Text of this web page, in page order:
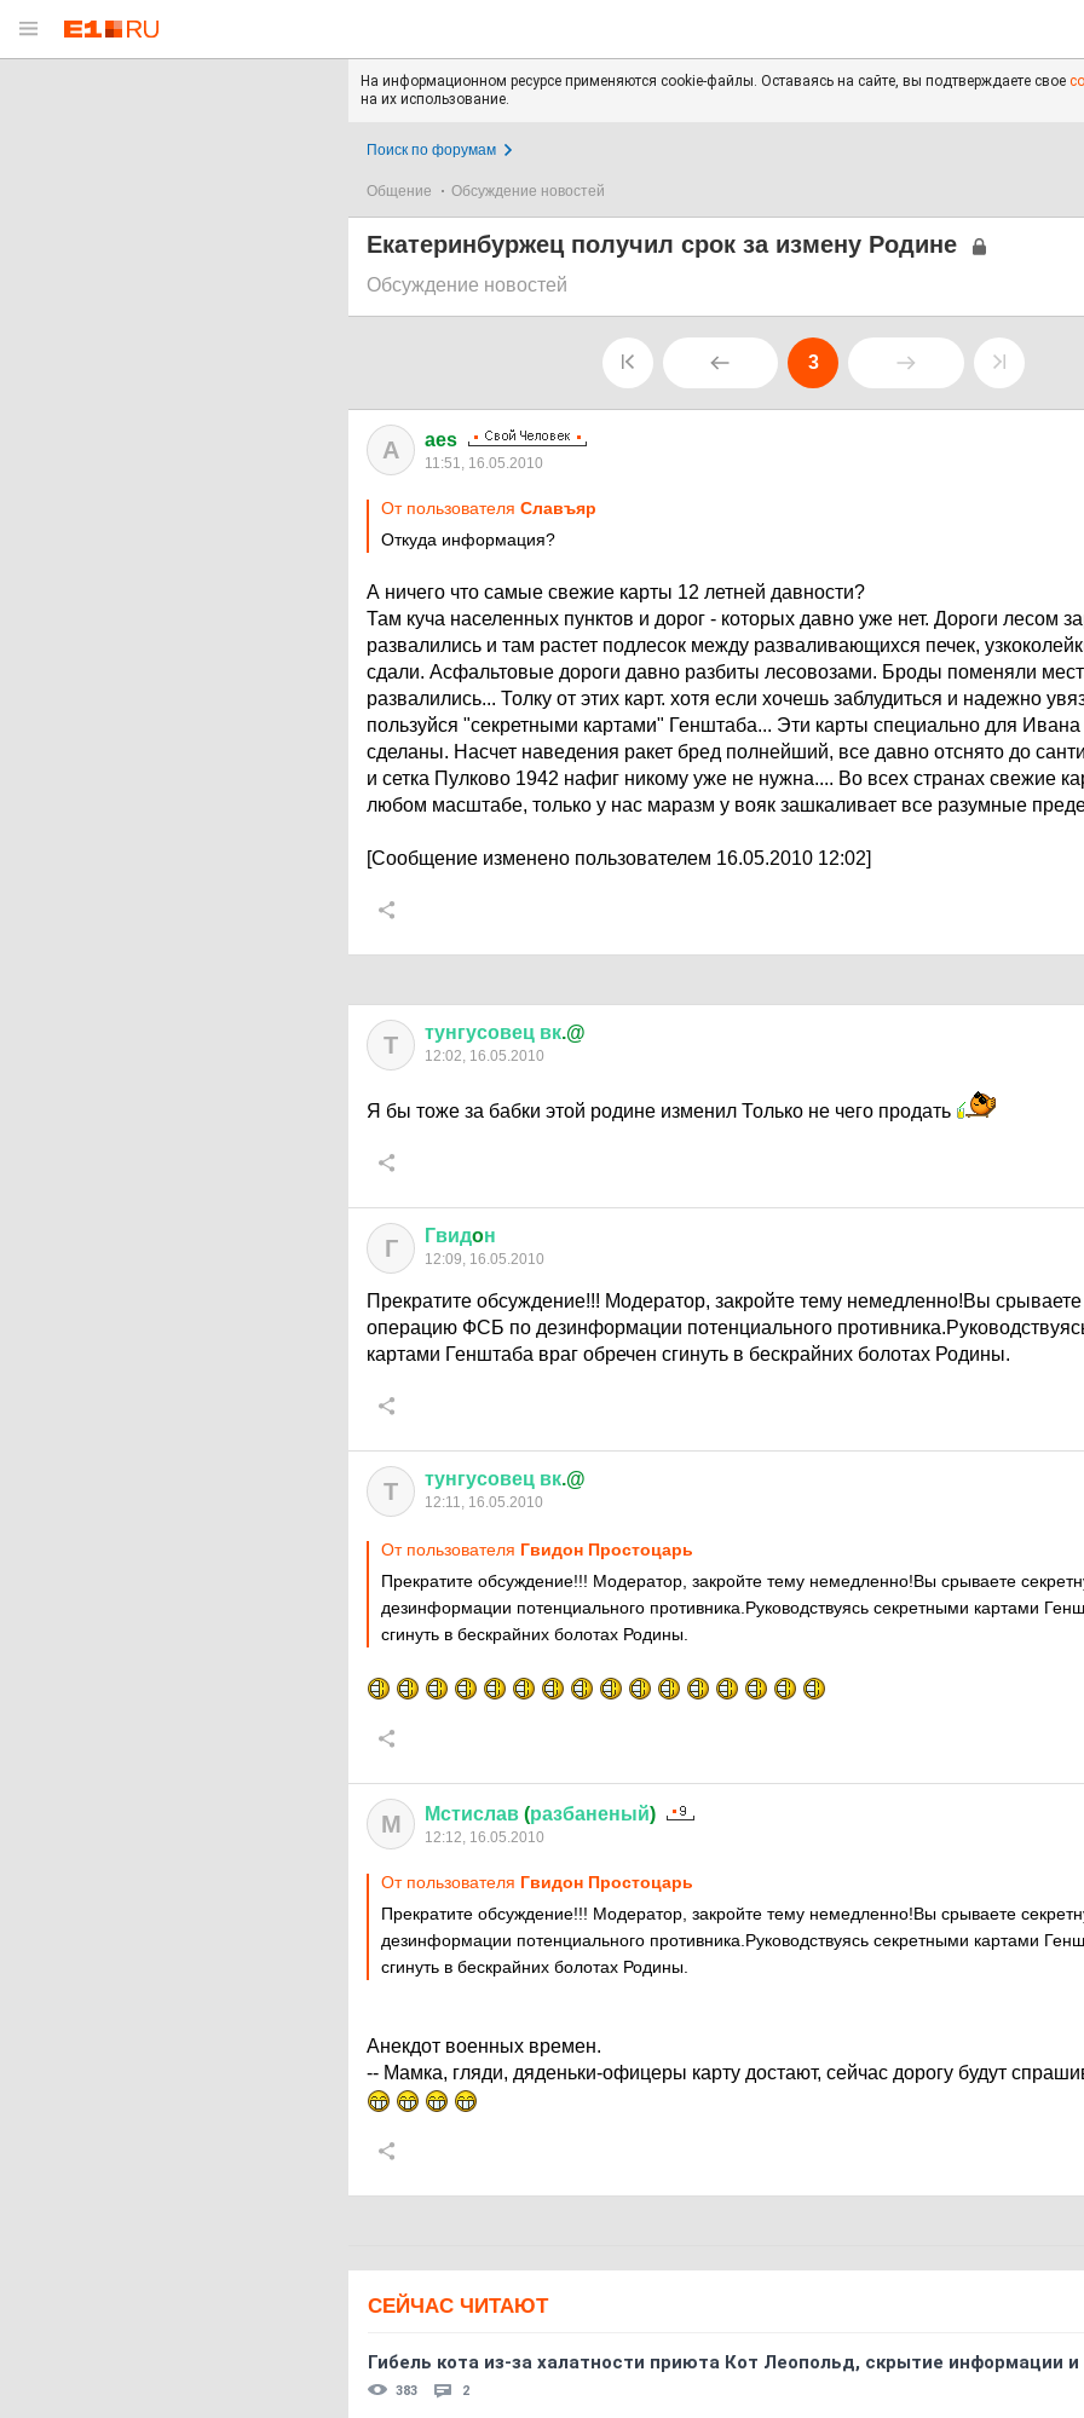
На информационном ресурсе применяются cookie-файлы. Оставаясь на сайте, вы подтверждаете свое
на их использование.
Поиск по форумам
Общение Обсуждение новостей
Екатеринбуржец получил срок за измену Родине
Обсуждение новостей
3
A aes
11:51, 16.05.2010
От пользователя Cлавъяр
Откуда информация?
А ничего что самые свежие карты 12 летней давности?
Там куча населенных пунктов и дорог - которых давно уже нет. Дороги лесом
развалились и там растет подлесок между разваливающихся печек,
сдали. Асфальтовые дороги давно разбиты лесовозами. Броды поменяли
развалились... Толку от этих карт. хотя если хочешь заблудиться и надежно
пользуйся "секретными картами" Генштаба... Эти карты специально для
сделаны. Насчет наведения ракет бред полнейший, все давно отснято до
и сетка Пулково 1942 нафиг никому уже не нужна.... Во всех странах свежие
любом масштабе, только у нас маразм у вояк зашкаливает все разумные
[Сообщение изменено пользователем 16.05.2010 12:02]
Т тунгусовец вк.@
12:02, 16.05.2010
Я бы тоже за бабки этой родине изменил Только не чего продать
Г Гвидoн
12:09, 16.05.2010
Прекратите обсуждение!!! Модератор, закройте тему немедленно!Вы срываете
операцию ФСБ по дезинформации потенциального
картами Генштаба враг обречен сгинуть в бескрайних болотах Родины.
Т тунгусовец вк.@
12:11, 16.05.2010
От пользователя Гвидон Простоцарь
Прекратите обсуждение!!! Модератор, закройте тему немедленно!Вы срываете
дезинформации потенциального противника.Руководствуясь секретными картами
сгинуть в бескрайних болотах Родины.
М Мстислав (разбаненый)
12:12, 16.05.2010
От пользователя Гвидон Простоцарь
Прекратите обсуждение!!! Модератор, закройте тему немедленно!Вы срываете
дезинформации потенциального противника.Руководствуясь секретными картами
сгинуть в бескрайних болотах Родины.
Анекдот военных времен.
-- Мамка, гляди, дяденьки-офицеры карту достают, сейчас дорогу будут
СЕЙЧАС ЧИТАЮТ
Гибель кота из-за халатности приюта Кот Леопольд, скрытиe информации
383 2